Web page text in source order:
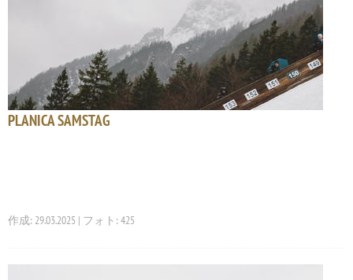
PLANICA SAMSTAG
作成: 29.03.2025 | フォト: 425